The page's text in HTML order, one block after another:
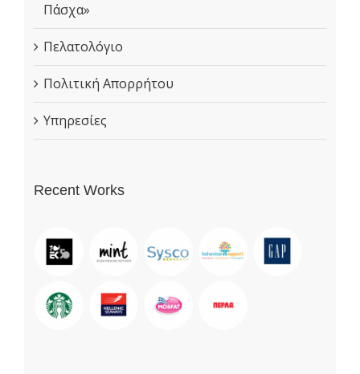
Πάσχα»
Πελατολόγιο
Πολιτική Απορρήτου
Υπηρεσίες
Recent Works